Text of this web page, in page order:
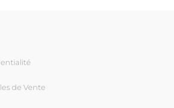
de Vente